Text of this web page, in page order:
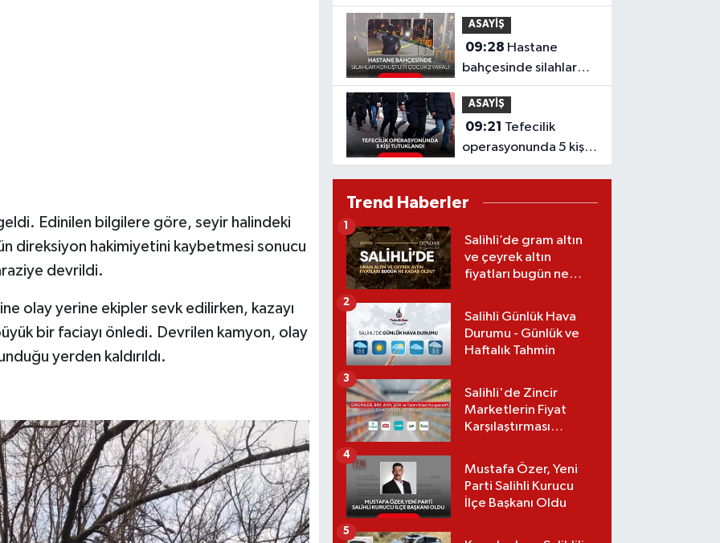
Edinilen bilgilere göre, seyir halindeki
direksiyon hakimiyetini kaybetmesi sonucu
devrildi.
olay yerine ekipler sevk edilirken, kazayı
bir faciayı önledi. Devrilen kamyon, olay
yerden kaldırıldı.
dolandırıldığını öne
sürdü! Kadın intihar
girişiminde bulundu
ASAYİŞ
09:28
bahçesinde silahlar
konuştu: 1’i çocuk 2
yaralı
ASAYİŞ
09:21
operasyonunda 5 kişi
tutuklandı
Trend Haberler
Salihli’de gram altın
ve çeyrek altın
fiyatları bugün ne
(08.08.2026)
1
Salihli Günlük Hava
Durumu - Günlük ve
Haftalık Tahmin
2
Salihli'de Zincir
Marketlerin Fiyat
Karşılaştırması
3
Mustafa Özer, Yeni
Parti Salihli Kurucu
İlçe Başkanı Oldu
4
5